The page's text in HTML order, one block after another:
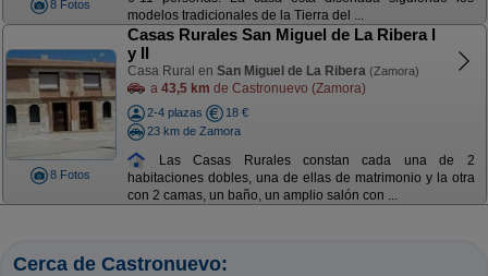
8 Fotos
modelos tradicionales de la Tierra del ...
8 Fotos
Casas Rurales San Miguel de La Ribera I
y II
Casa Rural en San Miguel de La Ribera (Zamora)
a 43,5 km de Castronuevo (Zamora)
2-4 plazas
18 €
23 km de Zamora
Las Casas Rurales constan cada una de 2
habitaciones dobles, una de ellas de matrimonio y la otra
con 2 camas, un baño, un amplio salón con ...
Cerca de Castronuevo: